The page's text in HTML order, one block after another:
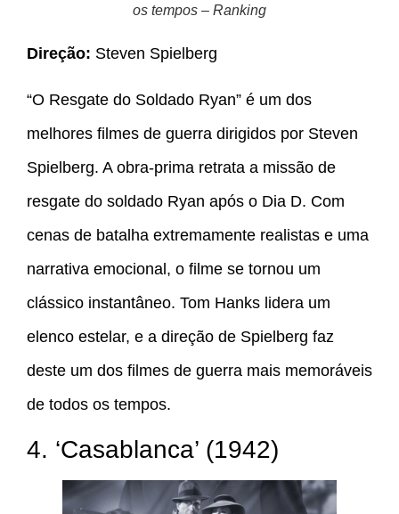
os tempos – Ranking
Direção: Steven Spielberg
“O Resgate do Soldado Ryan” é um dos
melhores filmes de guerra dirigidos por Steven
Spielberg. A obra-prima retrata a missão de
resgate do soldado Ryan após o Dia D. Com
cenas de batalha extremamente realistas e uma
narrativa emocional, o filme se tornou um
clássico instantâneo. Tom Hanks lidera um
elenco estelar, e a direção de Spielberg faz
deste um dos filmes de guerra mais memoráveis
de todos os tempos.
4. ‘Casablanca’ (1942)